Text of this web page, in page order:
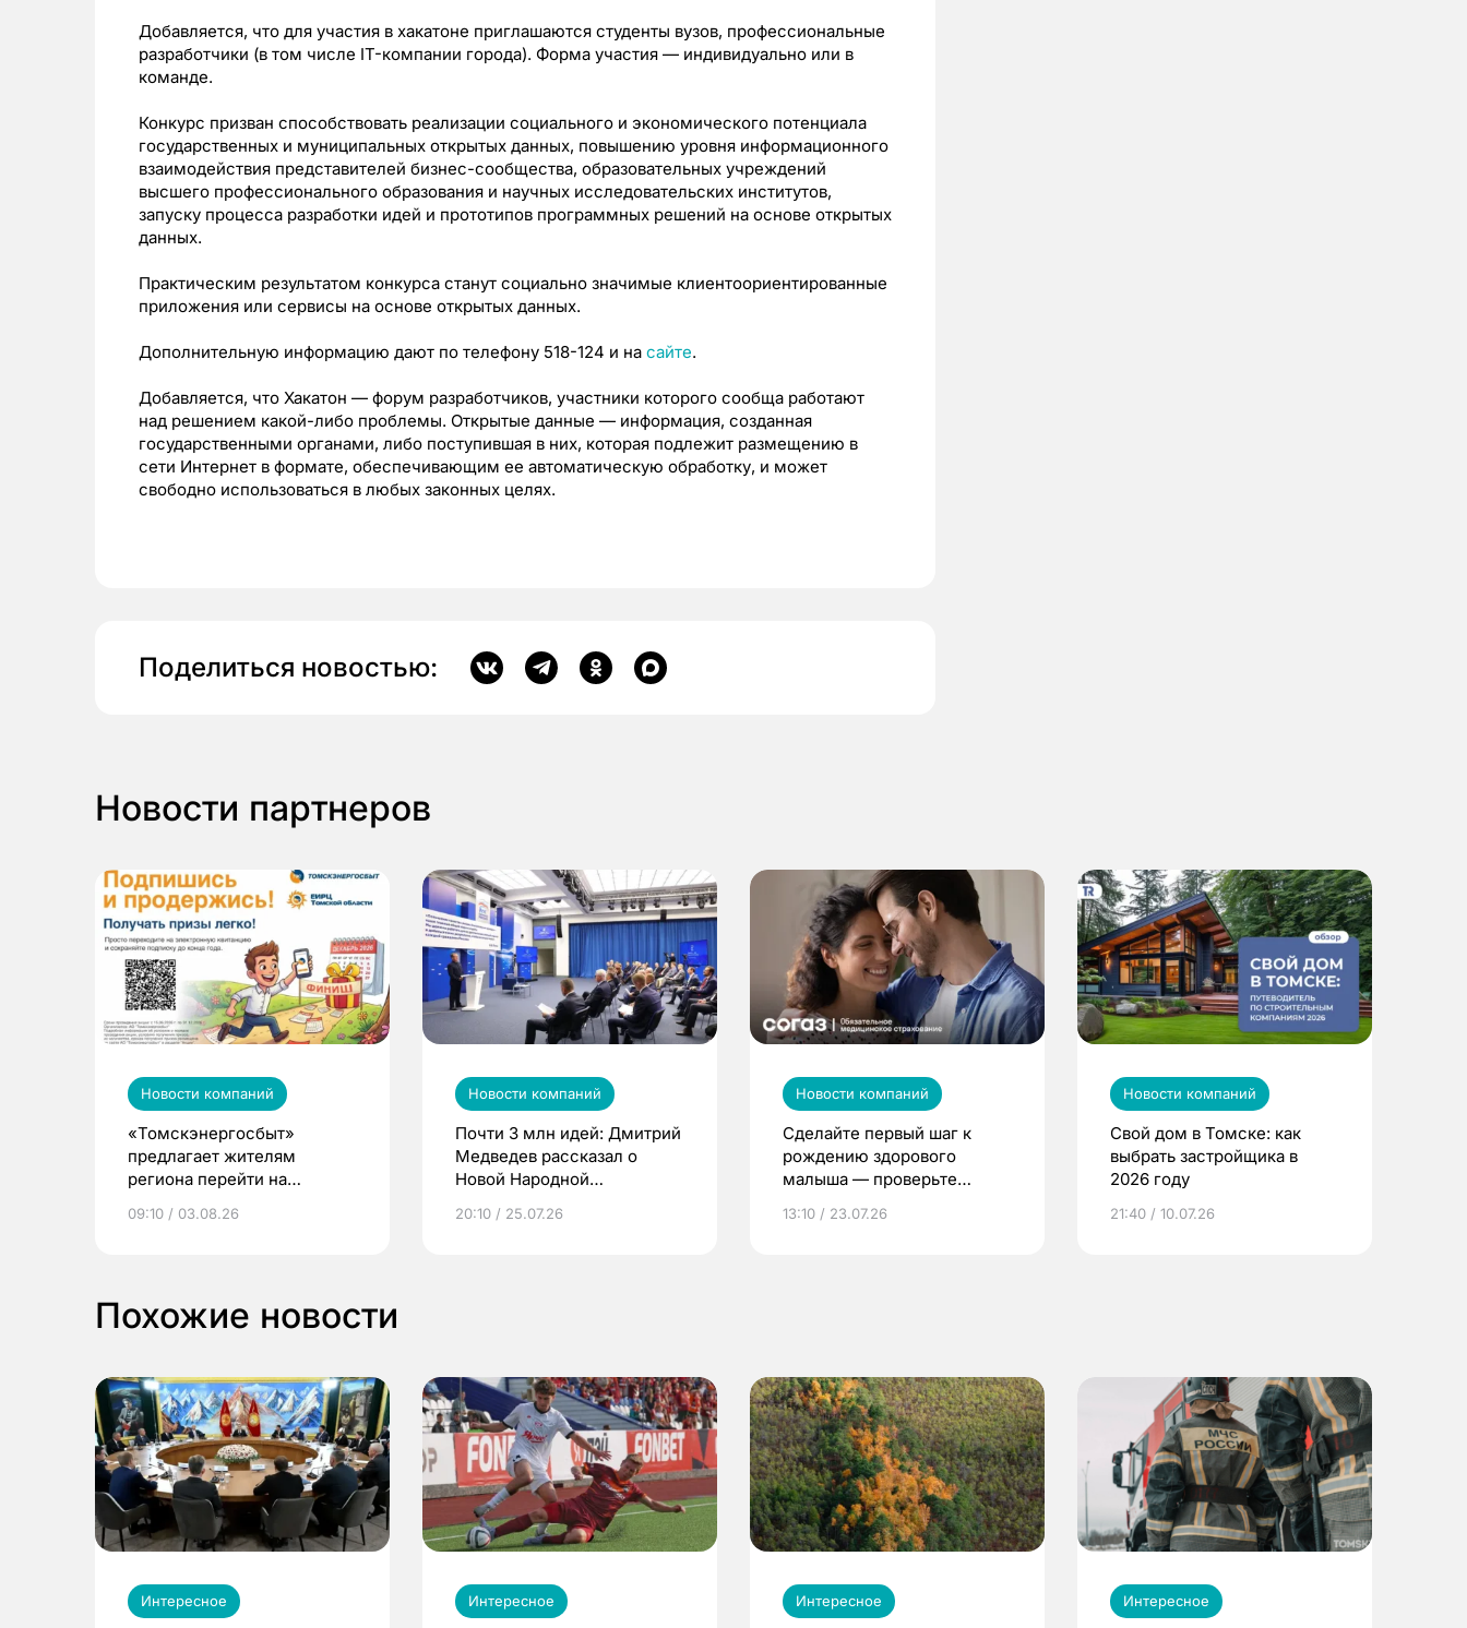
Добавляется, что для участия в хакатоне приглашаются студенты вузов, профессиональные
разработчики (в том числе IT-компании города). Форма участия — индивидуально или в
команде.
Конкурс призван способствовать реализации социального и экономического потенциала
государственных и муниципальных открытых данных, повышению уровня информационного
взаимодействия представителей бизнес-сообщества, образовательных учреждений
высшего профессионального образования и научных исследовательских институтов,
запуску процесса разработки идей и прототипов программных решений на основе открытых
данных.
Практическим результатом конкурса станут социально значимые клиентоориентированные
приложения или сервисы на основе открытых данных.
Дополнительную информацию дают по телефону 518-124 и на сайте.
Добавляется, что Хакатон — форум разработчиков, участники которого сообща работают
над решением какой-либо проблемы. Открытые данные — информация, созданная
государственными органами, либо поступившая в них, которая подлежит размещению в
сети Интернет в формате, обеспечивающим ее автоматическую обработку, и может
свободно использоваться в любых законных целях.
Поделиться новостью:
Новости партнеров
Новости компаний
«Томскэнергосбыт»
предлагает жителям
региона перейти на
выиграть призы
09:10 / 03.08.26
Новости компаний
Почти 3 млн идей: Дмитрий
Медведев рассказал о
Новой Народной
20:10 / 25.07.26
Новости компаний
Сделайте первый шаг к
рождению здорового
малыша — проверьте
по ОМС!
13:10 / 23.07.26
Новости компаний
Свой дом в Томске: как
выбрать застройщика в
2026 году
21:40 / 10.07.26
Похожие новости
Интересное Интересное Интересное Интересное